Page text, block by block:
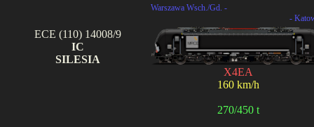
ECE (110) 14008/9
IC
SILESIA
Warszawa Wsch./Gd. -
-
X4EA
160 km/h
270/450 t